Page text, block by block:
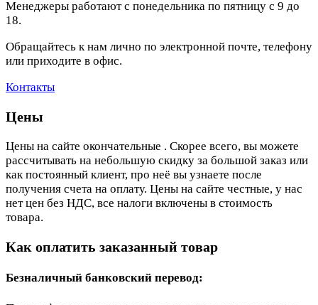
Менеджеры работают с понедельника по пятницу с 9 до
18.
Обращайтесь к нам лично по электронной почте, телефону
или приходите в офис.
Контакты
Цены
Цены на сайте окончательные . Скорее всего, вы можете
рассчитывать на небольшую скидку за большой заказ или
как постоянный клиент, про неё вы узнаете после
получения счета на оплату. Цены на сайте честные, у нас
нет цен без НДС, все налоги включены в стоимость
товара.
Как оплатить заказанный товар
Безналичный банковский перевод: